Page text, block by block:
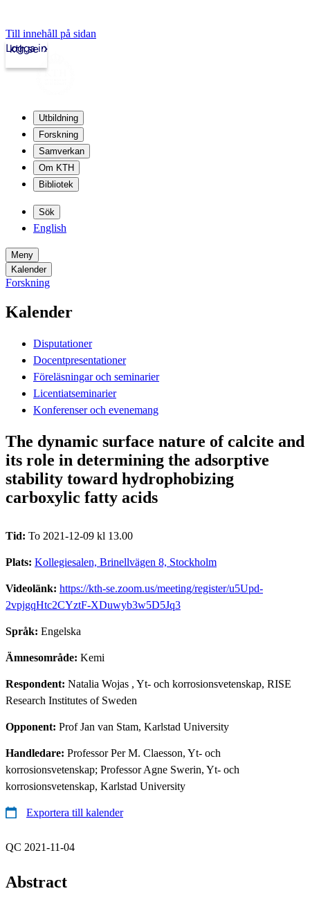
Till innehåll på sidan
kth.se
Logga in
Utbildning
Forskning
Samverkan
Om KTH
Bibliotek
Sök
English
Meny
Kalender
Forskning
Kalender
Disputationer
Docentpresentationer
Föreläsningar och seminarier
Licentiatseminarier
Konferenser och evenemang
The dynamic surface nature of calcite and
its role in determining the adsorptive
stability toward hydrophobizing
carboxylic fatty acids
Tid: To 2021-12-09 kl 13.00
Plats: Kollegiesalen, Brinellvägen 8, Stockholm
Videolänk: https://kth-se.zoom.us/meeting/register/u5Upd-
2vpjgqHtc2CYztF-XDuwyb3w5D5Jq3
Språk: Engelska
Ämnesområde: Kemi
Respondent: Natalia Wojas , Yt- och korrosionsvetenskap, RISE
Research Institutes of Sweden
Opponent: Prof Jan van Stam, Karlstad University
Handledare: Professor Per M. Claesson, Yt- och
korrosionsvetenskap; Professor Agne Swerin, Yt- och
korrosionsvetenskap, Karlstad University
Exportera till kalender
QC 2021-11-04
Abstract